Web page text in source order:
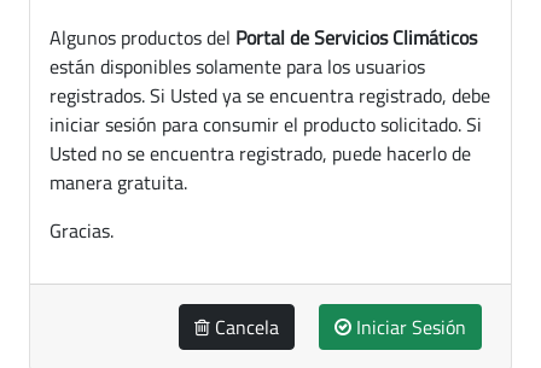
Algunos productos del Portal de Servicios Climáticos
están disponibles solamente para los usuarios
registrados. Si Usted ya se encuentra registrado, debe
iniciar sesión para consumir el producto solicitado. Si
Usted no se encuentra registrado, puede hacerlo de
manera gratuita.
Gracias.
Cancela Iniciar Sesión